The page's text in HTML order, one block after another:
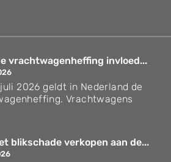
vrachtwagenheffing invloed...
2026 geldt in Nederland de
Vrachtwagens
blikschade verkopen aan de...